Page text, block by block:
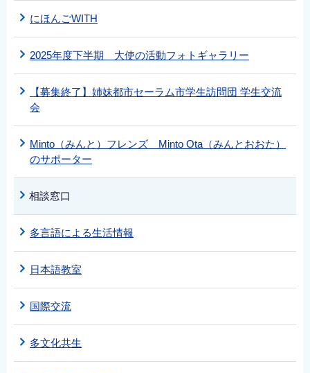
にほんごWITH
2025年度下半期 大使の活動フォトギャラリー
【募集終了】姉妹都市セーラム市学生訪問団 学生交流
会
Minto（みんと）フレンズ Minto Ota（みんとおおた）
のサポーター
相談窓口
多言語による生活情報
日本語教室
国際交流
多文化共生